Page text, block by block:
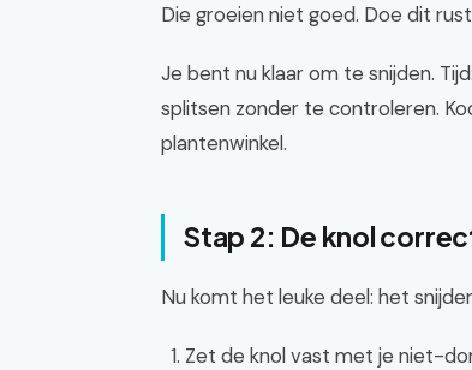
Die groeien niet goed. Doe dit
Je bent nu klaar om te snijden.
splitsen zonder te controleren.
plantenwinkel.
Stap 2: De knol
Nu komt het leuke deel: het
Zet de knol vast met je niet-